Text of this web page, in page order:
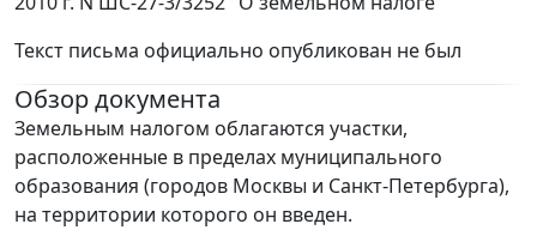
Текст письма официально опубликован не был
Обзор документа
Земельным налогом облагаются участки,
расположенные в пределах муниципального
образования (городов Москвы и Санкт-Петербурга),
на территории которого он введен.